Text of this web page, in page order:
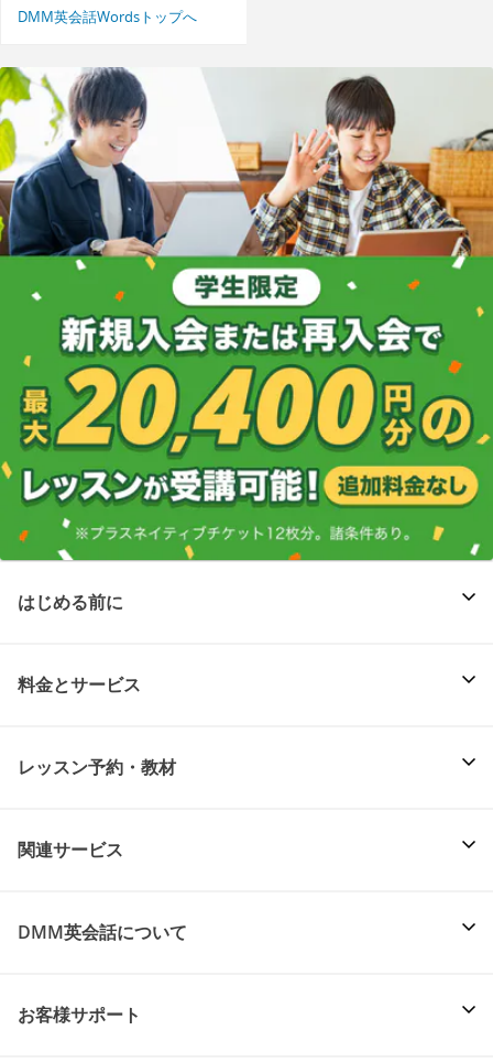
DMM英会話Wordsトップへ
はじめる前に
料金とサービス
レッスン予約・教材
関連サービス
DMM英会話について
お客様サポート